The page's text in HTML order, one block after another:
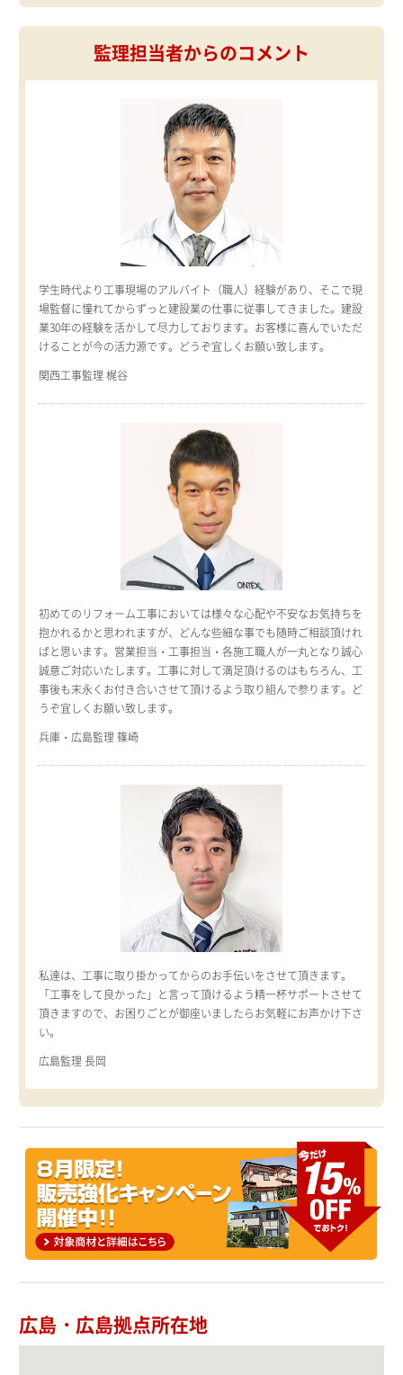
監理担当者からのコメント
学生時代より工事現場のアルバイト（職人）経験があり、そこで現
場監督に憧れてからずっと建設業の仕事に従事してきました。建設
業30年の経験を活かして尽力しております。お客様に喜んでいただ
けることが今の活力源です。どうぞ宜しくお願い致します。
関西工事監理 梶谷
初めてのリフォーム工事においては様々な心配や不安なお気持ちを
抱かれるかと思われますが、どんな些細な事でも随時ご相談頂けれ
ばと思います。営業担当・工事担当・各施工職人が一丸となり誠心
誠意ご対応いたします。工事に対して満足頂けるのはもちろん、工
事後も末永くお付き合いさせて頂けるよう取り組んで参ります。ど
うぞ宜しくお願い致します。
兵庫・広島監理 篠崎
私達は、工事に取り掛かってからのお手伝いをさせて頂きます。
「工事をして良かった」と言って頂けるよう精一杯サポートさせて
頂きますので、お困りごとが御座いましたらお気軽にお声かけ下さ
い。
広島監理 長岡
広島・広島拠点所在地